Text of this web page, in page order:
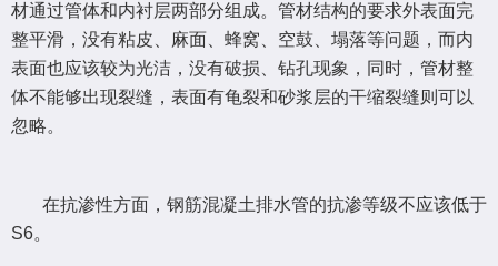
材通过管体和内衬层两部分组成。管材结构的要求外表面完
整平滑，没有粘皮、麻面、蜂窝、空鼓、塌落等问题，而内
表面也应该较为光洁，没有破损、钻孔现象，同时，管材整
体不能够出现裂缝，表面有龟裂和砂浆层的干缩裂缝则可以
忽略。
在抗渗性方面，钢筋混凝土排水管的抗渗等级不应该低于
S6。